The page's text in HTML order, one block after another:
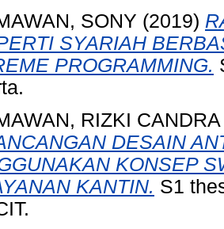
SONY (2019)
SYARIAH
PROGRAMMING.
RIZKI CANDRA
DESAIN
KONSEP
KANTIN. S1